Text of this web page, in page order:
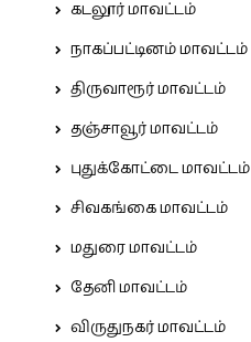
கடலூர் மாவட்டம்
நாகப்பட்டினம் மாவட்டம்
திருவாரூர் மாவட்டம்
தஞ்சாவூர் மாவட்டம்
புதுக்கோட்டை மாவட்டம்
சிவகங்கை மாவட்டம்
மதுரை மாவட்டம்
தேனி மாவட்டம்
விருதுநகர் மாவட்டம்